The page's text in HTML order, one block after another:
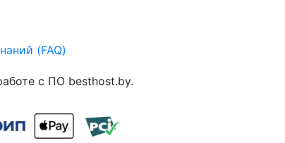
(FAQ)
с ПО besthost.by.